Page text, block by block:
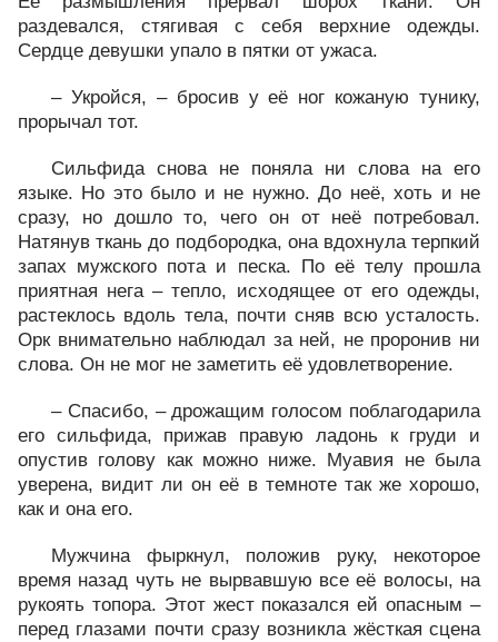
раздевался, стягивая с себя верхние одежды.
Сердце девушки упало в пятки от ужаса.
– Укройся, – бросив у её ног кожаную тунику,
прорычал тот.
Сильфида снова не поняла ни слова на его
языке. Но это было и не нужно. До неё, хоть и не
сразу, но дошло то, чего он от неё потребовал.
Натянув ткань до подбородка, она вдохнула терпкий
запах мужского пота и песка. По её телу прошла
приятная нега – тепло, исходящее от его одежды,
растеклось вдоль тела, почти сняв всю усталость.
Орк внимательно наблюдал за ней, не проронив ни
слова. Он не мог не заметить её удовлетворение.
– Спасибо, – дрожащим голосом поблагодарила
его сильфида, прижав правую ладонь к груди и
опустив голову как можно ниже. Муавия не была
уверена, видит ли он её в темноте так же хорошо,
как и она его.
Мужчина фыркнул, положив руку, некоторое
время назад чуть не вырвавшую все её волосы, на
рукоять топора. Этот жест показался ей опасным –
перед глазами почти сразу возникла жёсткая сцена